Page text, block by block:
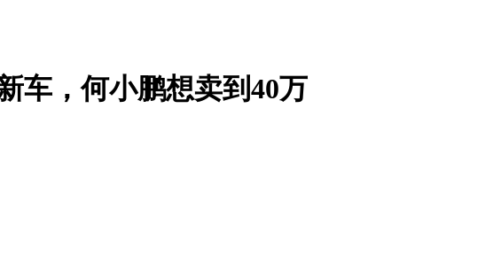
车，何小鹏想卖到40万